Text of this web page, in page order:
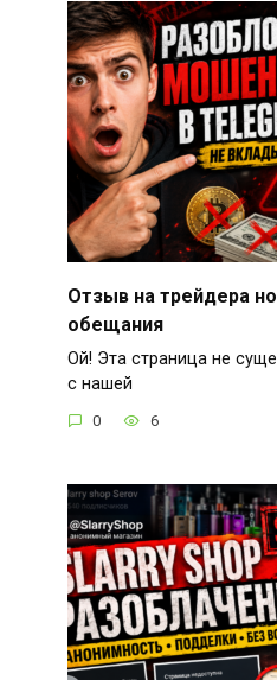
Отзыв на трейдера
обещания
Ой! Эта страница не
с нашей
0 6